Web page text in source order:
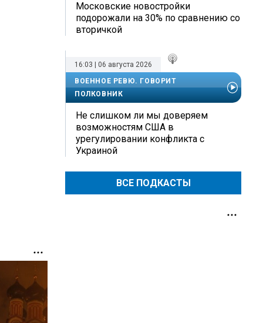
Московские новостройки
подорожали на 30% по сравнению со
вторичкой
16:03 | 06 августа 2026
ВОЕННОЕ РЕВЮ. ГОВОРИТ
ПОЛКОВНИК
Не слишком ли мы доверяем
возможностям США в
урегулировании конфликта с
Украиной
ВСЕ ПОДКАСТЫ